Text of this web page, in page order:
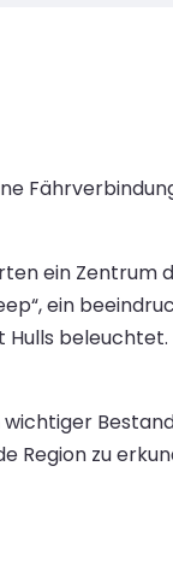
ein Zentrum
ein
Region zu